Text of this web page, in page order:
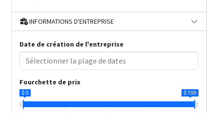
INFORMATIONS D'ENTREPRISE
Date de création de l'entreprise
Fourchette de prix
$ 0 $ 100